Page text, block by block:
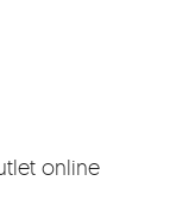
online